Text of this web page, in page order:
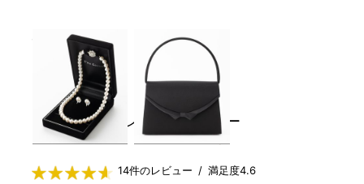
Select Shop
￥1,980(税込)～
Select Shop
￥2,480(税込)～
レンタルレビュー
RENTAL REVIEWS
14件のレビュー / 満足度4.6